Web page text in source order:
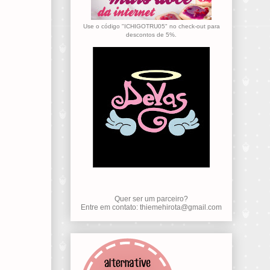
Use o código "ICHIGOTRU05" no check-out para
descontos de 5%.
Quer ser um parceiro?
Entre em contato: thiemehirota@gmail.com